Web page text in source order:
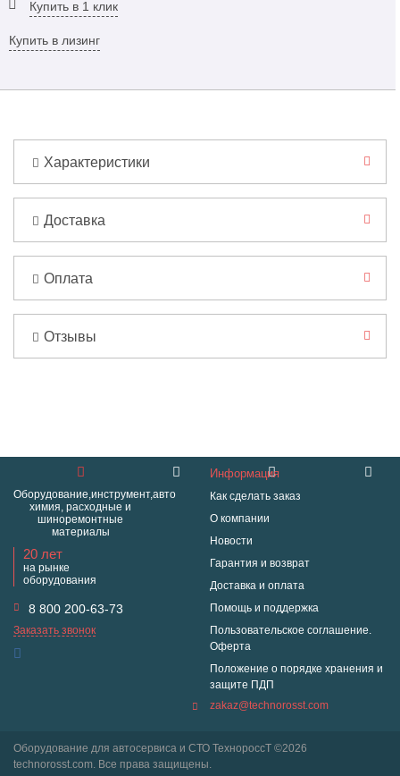
Купить в 1 клик
Купить в лизинг
Характеристики
Доставка
Оплата
Отзывы
Оборудование,инструмент,авто
химия, расходные и
шиноремонтные
материалы
20 лет
на рынке
оборудования
8 800 200-63-73
Заказать звонок
Информация
Как сделать заказ
О компании
Новости
Гарантия и возврат
Доставка и оплата
Помощь и поддержка
Пользовательское соглашение.
Оферта
Положение о порядке хранения и
защите ПДП
zakaz@technorosst.com
Оборудование для автосервиса и СТО ТехнороссТ ©2026
technorosst.com. Все права защищены.